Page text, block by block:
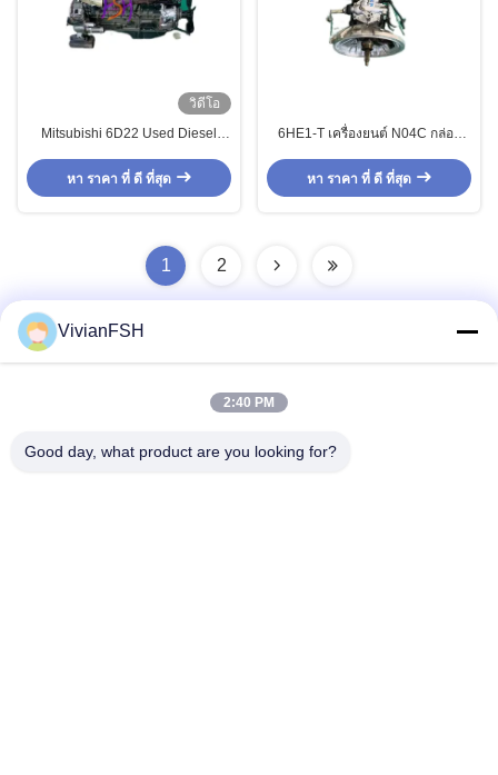
วิดีโอ
Mitsubishi 6D22 Used Diesel
Warranty
หา ราคา ที่ ดี ที่สุด
6HE1-T เครื่องยนต์ N04C กล่อง
รถบัส 4x2 รถบรรทุก รุ่นรถยนต์
หา ราคา ที่ ดี ที่สุด
1 2
ที่อยู่
VivianFSH
2:40 PM
Good day, what product are you looking for?